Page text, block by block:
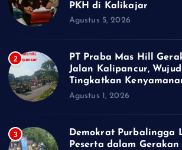
PKH di Kalikajar
Agustus 5, 2026
2
PT Praba Mas Hill
Jalan Kalipancur,
Tingkatkan
Agustus 1, 2026
3
Demokrat Purbalingga
Peserta dalam